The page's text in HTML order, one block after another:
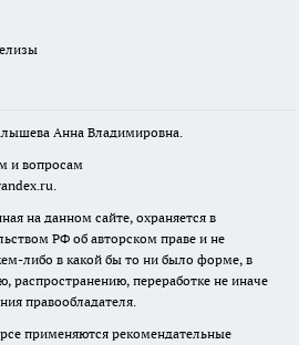
Анна Владимировна.
и вопросам
на данном сайте, охраняется в
РФ об авторском праве и не
либо в какой бы то ни было форме, в
распространению, переработке не иначе
правообладателя.
применяются рекомендательные